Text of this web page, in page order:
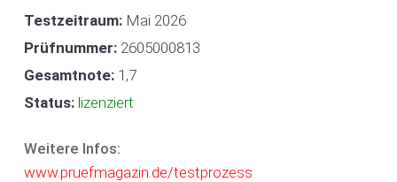
Testzeitraum: Mai 2026
Prüfnummer: 2605000813
Gesamtnote: 1,7
Status: lizenziert
Weitere Infos:
www.pruefmagazin.de/testprozess